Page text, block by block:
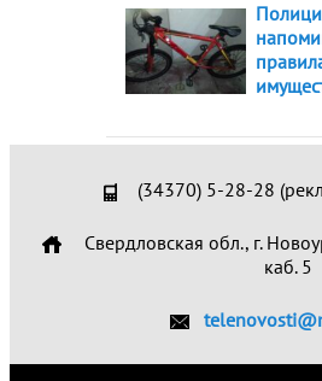
(34370) 5-28-28
Свердловская обл., г.
каб. 5